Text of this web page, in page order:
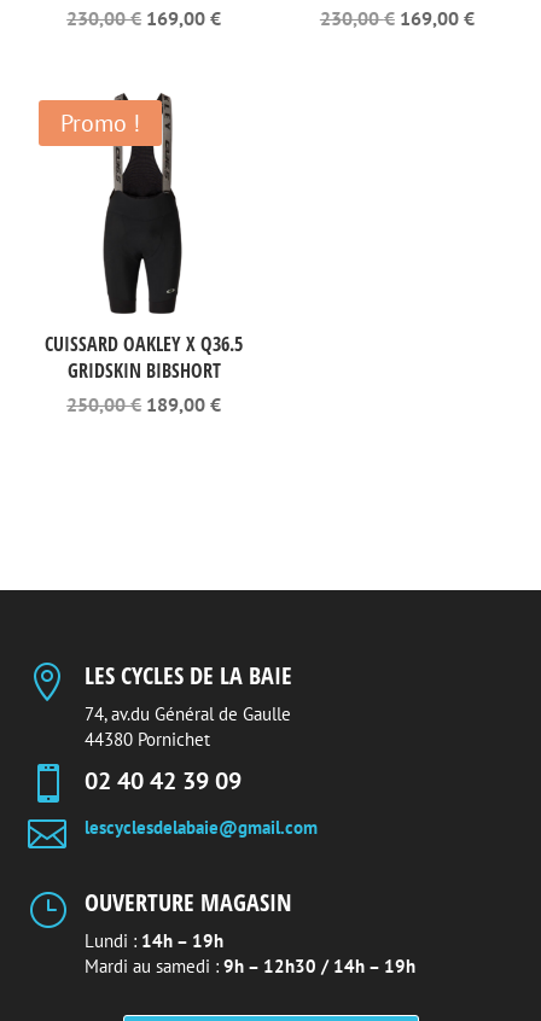
230,00€ Le
230,00 €.
169,00€Le
230,00€ Le
169,00 €Le
Promo !
CUISSARD OAKLEY X Q36.5
GRIDSKIN BIBSHORT
250,00€ Le
189,00€Le
 LES CYCLES DE LA BAIE
74, av.du Général de Gaulle
44380 Pornichet
 02 40 42 39 09
 lescyclesdelabaie@gmail.com
} OUVERTURE MAGASIN
Lundi : 14h – 19h
Mardi au samedi : 9h – 12h30 / 14h – 19h